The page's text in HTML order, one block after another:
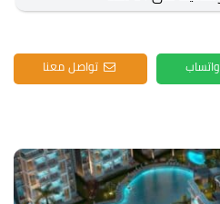
واتساب تواصل معنا